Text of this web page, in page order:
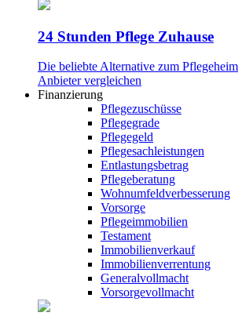
24 Stunden Pflege Zuhause
Die beliebte Alternative zum Pflegeheim
Anbieter vergleichen
Finanzierung
Pflegezuschüsse
Pflegegrade
Pflegegeld
Pflegesachleistungen
Entlastungsbetrag
Pflegeberatung
Wohnumfeldverbesserung
Vorsorge
Pflegeimmobilien
Testament
Immobilienverkauf
Immobilienverrentung
Generalvollmacht
Vorsorgevollmacht